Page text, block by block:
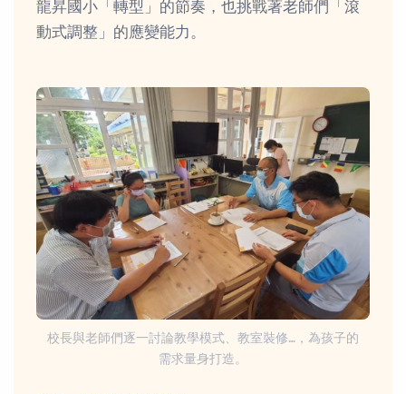
龍昇國小「轉型」的節奏，也挑戰著老師們「滾
動式調整」的應變能力。
校長與老師們逐一討論教學模式、教室裝修…，為孩子的
需求量身打造。